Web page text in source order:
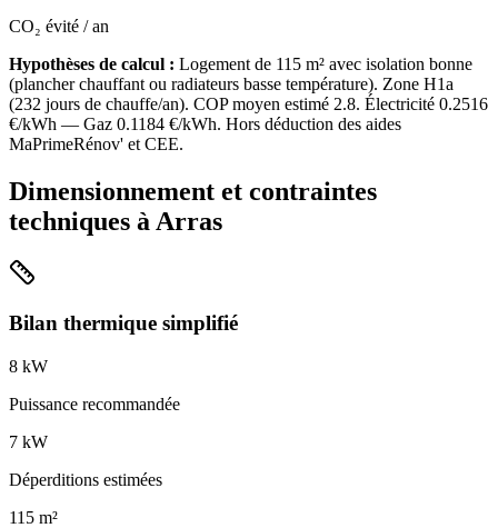
CO₂ évité / an
Hypothèses de calcul : Logement de 115 m² avec isolation bonne
(plancher chauffant ou radiateurs basse température). Zone H1a
(232 jours de chauffe/an). COP moyen estimé 2.8. Électricité 0.2516
€/kWh — Gaz 0.1184 €/kWh. Hors déduction des aides
MaPrimeRénov' et CEE.
Dimensionnement et contraintes
techniques à Arras
Bilan thermique simplifié
8 kW
Puissance recommandée
7 kW
Déperditions estimées
115 m²